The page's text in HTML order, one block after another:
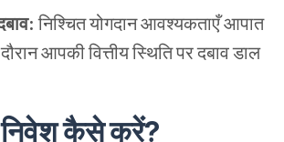
निश्चित योगदान आवश्यकताएँ आपात
आपकी वित्तीय स्थिति पर दबाव डाल
कैसे करें?